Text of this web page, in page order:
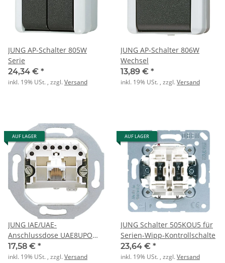
JUNG AP-Schalter 805W
Serie
24,34 € *
inkl. 19% USt. , zzgl.Versand
JUNG AP-Schalter 806W
Wechsel
13,89 € *
inkl. 19% USt. , zzgl.Versand
AUF LAGER
JUNG IAE/UAE-
Anschlussdose UAE8UPO
8polig
17,58 € *
inkl. 19% USt. , zzgl.Versand
AUF LAGER
JUNG Schalter 505KOU5 für
Serien-Wipp-Kontrollschalte
23,64 € *
inkl. 19% USt. , zzgl.Versand